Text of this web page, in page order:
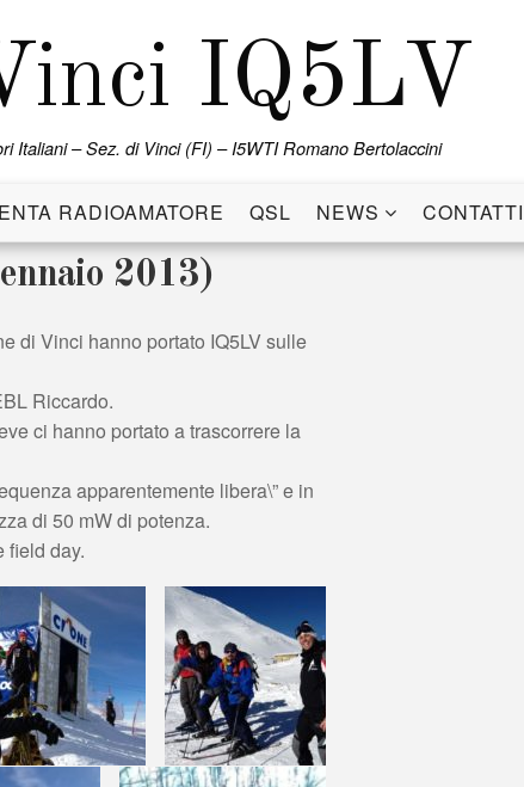
IQ5LV
Italiani – Sez. di Vinci (FI) – I5WTI Romano Bertolaccini
RADIOAMATORE QSL NEWS CONTATTI
2013)
di Vinci hanno portato IQ5LV sulle
Riccardo.
ci hanno portato a trascorrere la
apparentemente libera\” e in
di 50 mW di potenza.
field day.